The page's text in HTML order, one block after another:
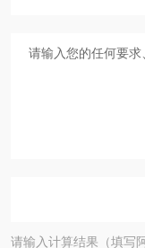
请输入计算结果（填写